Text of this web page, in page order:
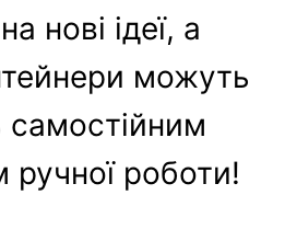
нові ідеї, а
можуть
самостійним
ручної роботи!